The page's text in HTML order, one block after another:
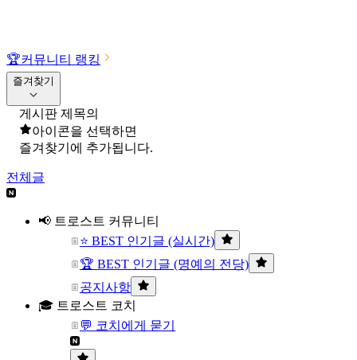
🏆커뮤니티 랭킹
즐겨찾기
게시판 제목의
아이콘을 선택하면
즐겨찾기에 추가됩니다.
전체글
📢 트로스트 커뮤니티
⭐ BEST 인기글 (실시간)
🏆 BEST 인기글 (명예의 전당)
공지사항
🎓 트로스트 코치
💬 코치에게 묻기